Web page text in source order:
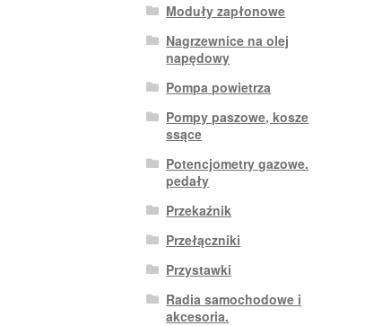
Moduły zapłonowe
Nagrzewnice na olej
napędowy
Pompa powietrza
Pompy paszowe, kosze
ssące
Potencjometry gazowe.
pedały
Przekaźnik
Przełączniki
Przystawki
Radia samochodowe i
akcesoria.